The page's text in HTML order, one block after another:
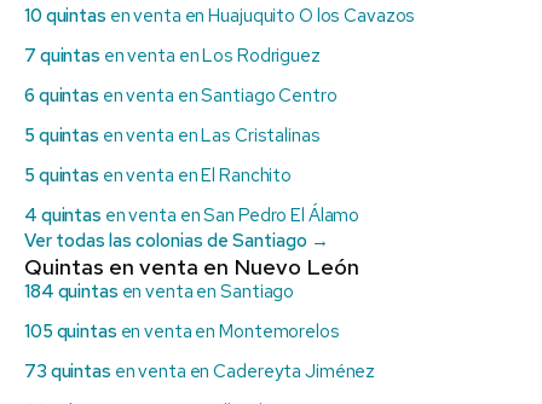
10 quintas en venta en Huajuquito O los Cavazos
7 quintas en venta en Los Rodriguez
6 quintas en venta en Santiago Centro
5 quintas en venta en Las Cristalinas
5 quintas en venta en El Ranchito
4 quintas en venta en San Pedro El Álamo
Ver todas las colonias de Santiago →
Quintas en venta en Nuevo León
184 quintas en venta en Santiago
105 quintas en venta en Montemorelos
73 quintas en venta en Cadereyta Jiménez